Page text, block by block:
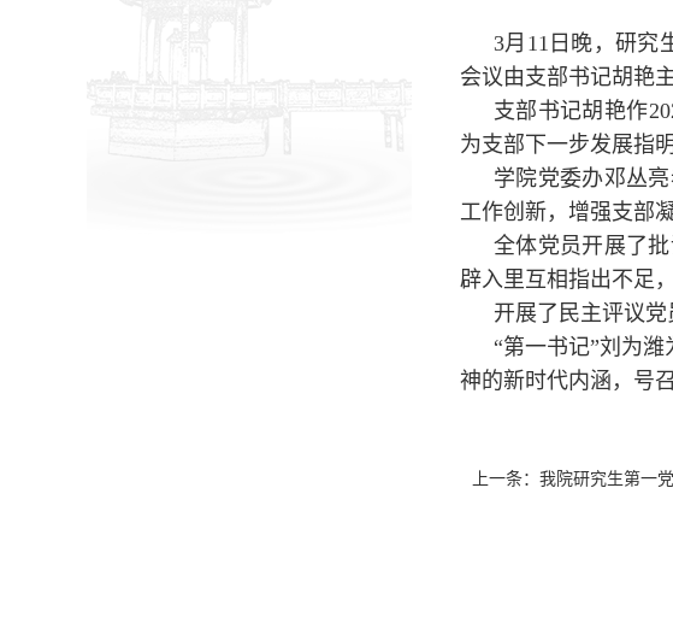
3月11日晚，研究
会议由支部书记胡艳
支部书记胡艳作
为支部下一步发展指明
学院党委办邓丛
工作创新，增强支部
全体党员开展了
辟入里互相指出不足
开展了民主评议
“第一书记”刘为
神的新时代内涵，号
上一条： 我院研究生第一